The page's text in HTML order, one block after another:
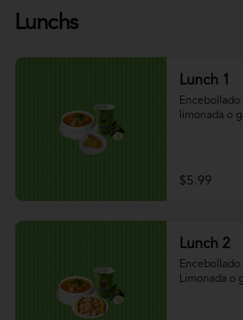
Lunchs
Lunch 1
Encebollado
limonada o
$5.99
Lunch 2
Encebollado
Limonada o